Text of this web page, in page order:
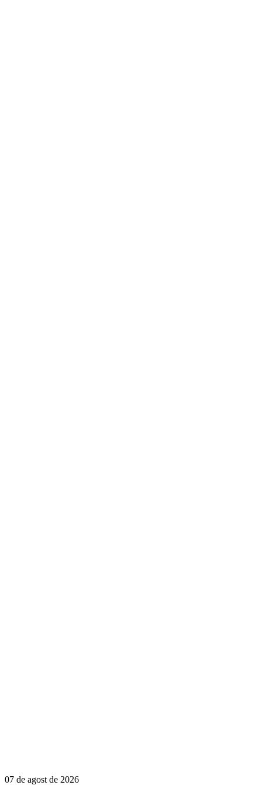
07 de agost de 2026